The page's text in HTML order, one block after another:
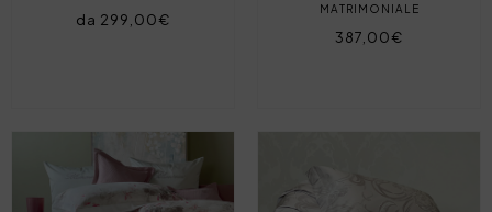
da 299,00€
MATRIMONIALE
387,00€